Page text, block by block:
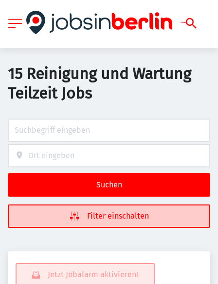
15 Reinigung und Wartung
Teilzeit Jobs
Suchen
Filter einschalten
Jetzt Jobalarm aktivieren!